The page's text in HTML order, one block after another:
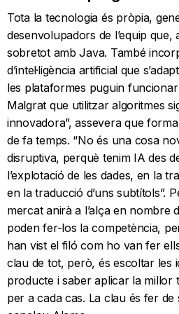
Tota la tecnologia és pròpia,
desenvolupadors de l’equip
sobretot amb Java. També
d’intel·ligència artificial que
les plataformes puguin funcionar
Malgrat que utilitzar algoritmes
innovadora”, assevera que
de fa temps. “No és una cosa
disruptiva, perquè tenim IA des
l’explotació de les dades, en la
en la traducció d’uns subtítols”.
mercat anirà a l’alça en nombre
poden fer-los la competència,
han vist el filó com ho van fer
clau de tot, però, és escoltar les
producte i saber aplicar la millor
per a cada cas. La clau és fer de